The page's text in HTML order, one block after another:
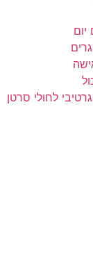
לחולי סרטן